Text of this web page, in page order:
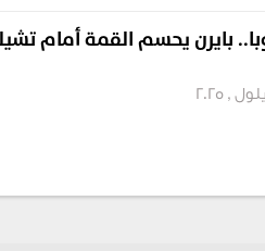
بايرن يحسم القمة أمام